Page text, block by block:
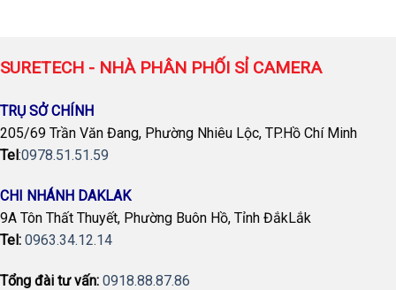
SURETECH - NHÀ PHÂN PHỐI SỈ CAMERA
TRỤ SỞ CHÍNH
205/69 Trần Văn Đang, Phường Nhiêu Lộc, TP.Hồ Chí Minh
Tel:0978.51.51.59
CHI NHÁNH DAKLAK
9A Tôn Thất Thuyết, Phường Buôn Hồ, Tỉnh ĐắkLắk
Tel: 0963.34.12.14
Tổng đài tư vấn: 0918.88.87.86